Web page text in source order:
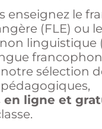
enseignez le
(FLE) ou
linguistique
sélection
en ligne et